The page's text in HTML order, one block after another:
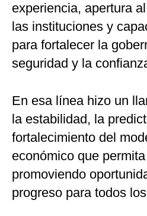
experiencia, apertura
las instituciones y
para fortalecer la
seguridad y la
En esa línea hizo un
la estabilidad, la
fortalecimiento del
económico que
promoviendo
progreso para todos